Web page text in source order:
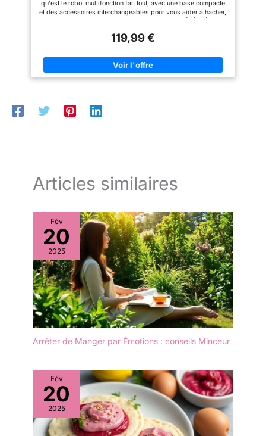
qu'est le robot multifonction fait tout, avec une base compacte
et des accessoires interchangeables pour vous aider à hacher,
mixer et bien plus encore 4 MODES AUTO-IQ PRÉRÉGLÉS : les
(Disque) Dough (Pétrissage) et Puree (Purée) font le travail à
mixage qui transforment les ingrédients MOTEUR PUISSANT
DE 850 WATTS : le moteur puissant du robot culinaire compact
permet aux lames de hacher, trancher, râper et effilocher les
mixage, qui s’ajustent en fonction des ingrédients pour des
résultats parfaits COMPREND : base motorisée, bol, couvercle
119,99 €
Articles similaires
Fév
20
2025
Arrêter de Manger par Émotions : conseils Minceur
Fév
20
2025